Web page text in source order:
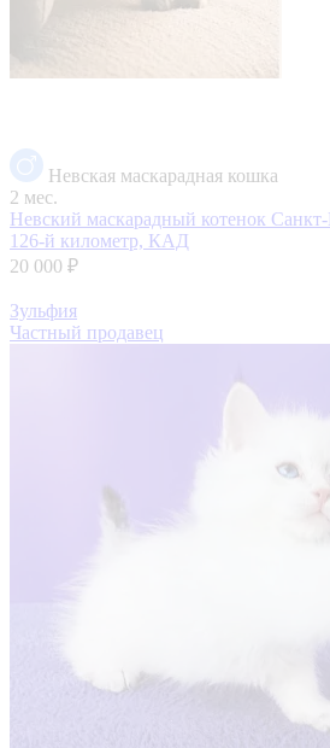
Невская маскарадная кошка
2 мес.
Невский маскарадный котенок
126-й километр, КАД
20 000 ₽
Зульфия
Частный продавец